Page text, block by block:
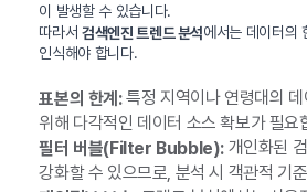
이 발생할 수 있습니다.
따라서 검색엔진 트렌드 분석에서는 데이터의
인식해야 합니다.
표본의 한계:특정 지역이나 연령대의 데
위해 다각적인 데이터 소스 확보가 필요
필터 버블(Filter Bubble):개인화된
강화할 수 있으므로, 분석 시 객관적 기